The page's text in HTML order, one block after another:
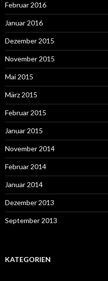
Februar 2016
Januar 2016
Dezember 2015
November 2015
Mai 2015
März 2015
Februar 2015
Januar 2015
November 2014
Februar 2014
Januar 2014
Dezember 2013
September 2013
KATEGORIEN